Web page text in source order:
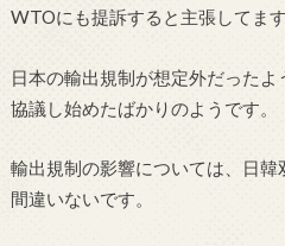
WTOにも提訴すると主張してます
日本の輸出規制が想定外だった
協議し始めたばかりのようです。
輸出規制の影響については、日
間違いないです。